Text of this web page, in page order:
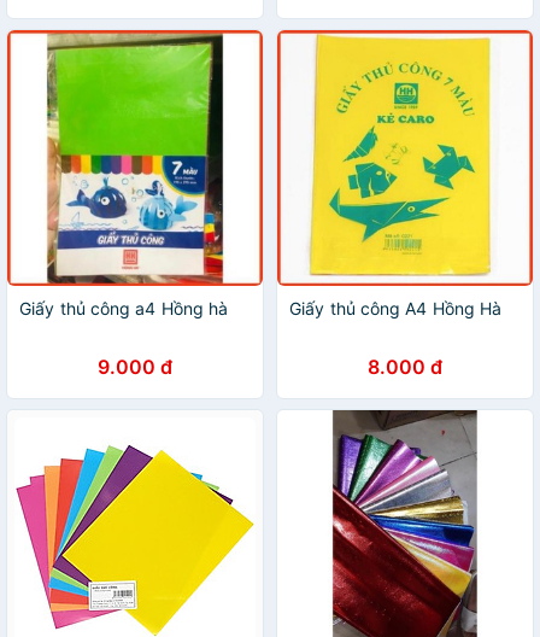
Giấy thủ công a4 Hồng hà
9.000 đ
Giấy thủ công A4 Hồng Hà
8.000 đ